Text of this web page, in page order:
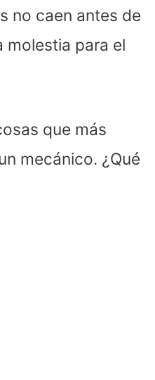
no caen antes de
molestia para el
que más
mecánico. ¿Qué